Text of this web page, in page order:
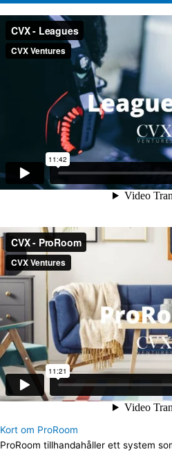
Kort om ProRoom
ProRoom tillhandahåller ett system